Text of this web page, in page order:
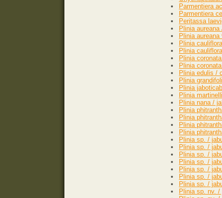
Parmentiera
Parmentiera
Peritassa
Plinia
Plinia
Plinia
Plinia
Plinia
Plinia
Plinia edulis /
Plinia
Plinia
Plinia
Plinia nana /
Plinia
Plinia
Plinia
Plinia
Plinia sp. /
Plinia sp. /
Plinia sp. /
Plinia sp. /
Plinia sp. /
Plinia sp. /
Plinia sp. /
Plinia sp. nv. /